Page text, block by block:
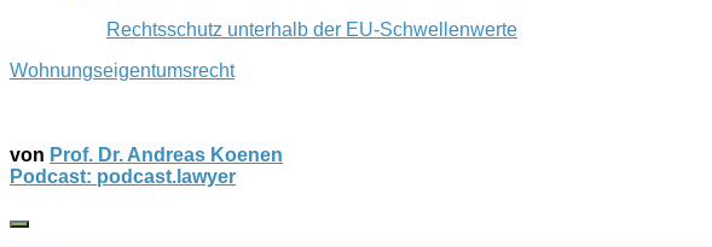
Rechtsschutz unterhalb der EU-Schwellenwerte
Wohnungseigentumsrecht
von Prof. Dr. Andreas Koenen
Podcast: podcast.lawyer